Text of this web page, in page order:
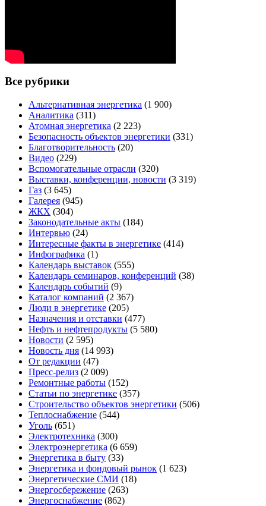
Все рубрики
Альтернативная энергетика (1 900)
Аналитика (311)
Атомная энергетика (2 223)
Безопасность объектов энергетики (331)
Благотворительность (20)
Видео (229)
Вспомогательные отрасли (320)
Выставки, конференции, новости (3 319)
Газ (3 645)
Галерея (945)
ЖКХ (304)
Законодательные акты (184)
Интервью (24)
Интересные факты в энергетике (414)
Инфографика (1)
Календарь выставок (555)
Календарь семинаров, конференций (38)
Календарь событий (9)
Каталог компаний (2 367)
Люди в энергетике (205)
Назначения и отставки (477)
Нефть и нефтепродукты (5 580)
Новости (2 595)
Новость дня (14 993)
От редакции (47)
Пресс-релиз (2 009)
Ремонтные работы (152)
Статьи по энергетике (357)
Строительство объектов энергетики (506)
Теплоснабжение (544)
Уголь (651)
Электротехника (300)
Электроэнергетика (6 659)
Энергетика в быту (33)
Энергетика и фондовый рынок (1 623)
Энергетические СМИ (18)
Энергосбережение (263)
Энергоснабжение (862)